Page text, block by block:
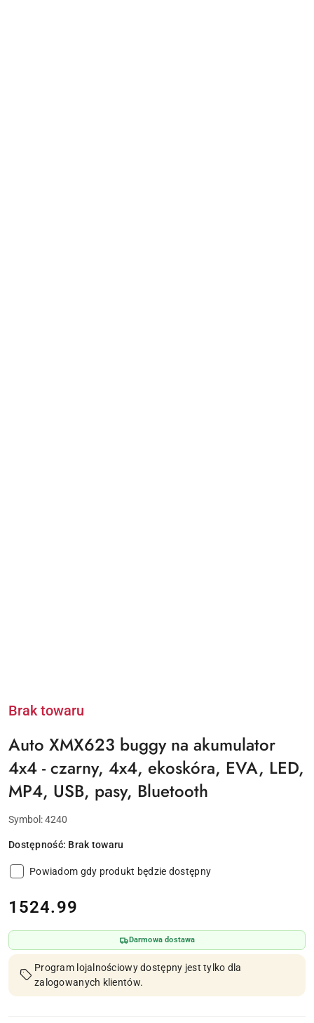
Brak towaru
Auto XMX623 buggy na akumulator
4x4 - czarny, 4x4, ekoskóra, EVA, LED,
MP4, USB, pasy, Bluetooth
Symbol:4240
Dostępność: Brak towaru
Powiadom gdy produkt będzie dostępny
cena:
1524.99
Darmowa dostawa
Program lojalnościowy dostępny jest tylko dla
zalogowanych klientów.